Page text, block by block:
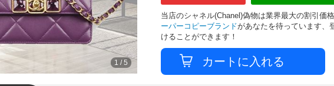
1 /5
当店のシャネル(Chanel)偽物は業界最大の割引価
ーパーコピーブランドがあなたを待っています、
けることができます！